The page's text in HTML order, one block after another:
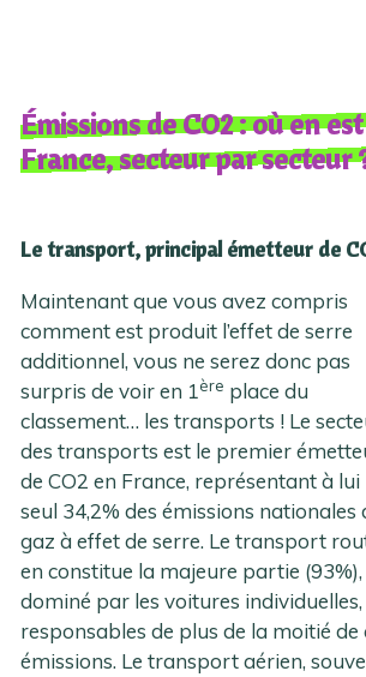
Émissions de CO2 : où en
France, secteur par secteur
Le transport, principal émetteur de
Maintenant que vous avez compris
comment est produit l’effet de serre
additionnel, vous ne serez donc pas
surpris de voir en 1ère place du
classement… les transports ! Le
des transports est le premier
de CO2 en France, représentant à lui
seul 34,2% des émissions nationales
gaz à effet de serre. Le transport
en constitue la majeure partie (93%),
dominé par les voitures individuelles,
responsables de plus de la moitié de
émissions. Le transport aérien,